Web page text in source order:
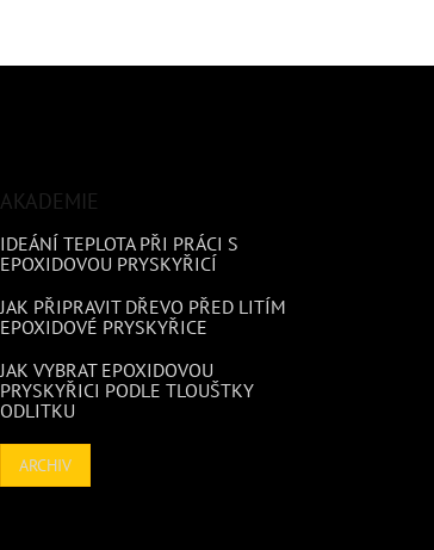
AKADEMIE
IDEÁNÍ TEPLOTA PŘI PRÁCI S
EPOXIDOVOU PRYSKYŘICÍ
JAK PŘIPRAVIT DŘEVO PŘED LITÍM
EPOXIDOVÉ PRYSKYŘICE
JAK VYBRAT EPOXIDOVOU
PRYSKYŘICI PODLE TLOUŠTKY
ODLITKU
ARCHIV